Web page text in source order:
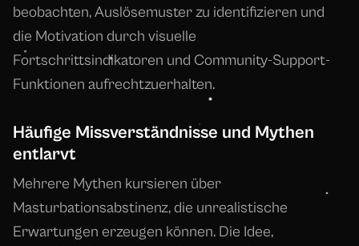
beobachten, Auslösemuster zu identifizieren und
die Motivation durch visuelle
Fortschrittsindikatoren und Community-Support-
Funktionen aufrechtzuerhalten.
Häufige Missverständnisse und Mythen
entlarvt
Mehrere Mythen kursieren über
Masturbationsabstinenz, die unrealistische
Erwartungen erzeugen können. Die Idee,